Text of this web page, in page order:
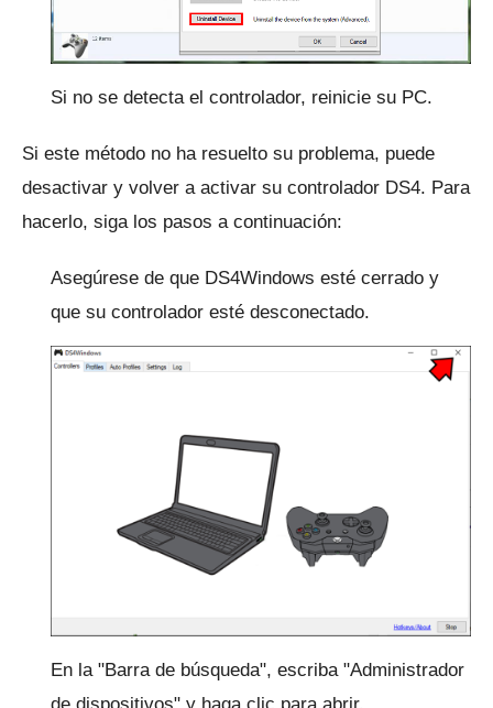
Si no se detecta el controlador, reinicie su PC.
Si este método no ha resuelto su problema, puede
desactivar y volver a activar su controlador DS4. Para
hacerlo, siga los pasos a continuación:
Asegúrese de que DS4Windows esté cerrado y
que su controlador esté desconectado.
En la "Barra de búsqueda", escriba "Administrador
de dispositivos" y haga clic para abrir.